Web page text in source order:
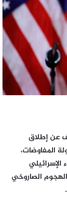
عن إطلاق
المفاوضات،
الصاروخي